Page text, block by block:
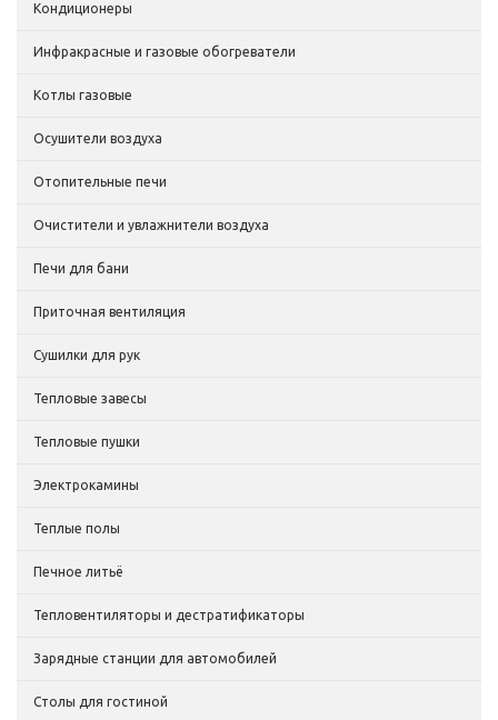
Кондиционеры
Инфракрасные и газовые обогреватели
Котлы газовые
Осушители воздуха
Отопительные печи
Очистители и увлажнители воздуха
Печи для бани
Приточная вентиляция
Сушилки для рук
Тепловые завесы
Тепловые пушки
Электрокамины
Теплые полы
Печное литьё
Тепловентиляторы и дестратификаторы
Зарядные станции для автомобилей
Столы для гостиной